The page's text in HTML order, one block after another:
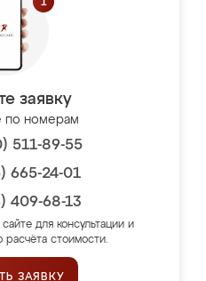
заявку
по номерам
511-89-55
665-24-01
409-68-13
для консультации и
расчёта стоимости.
ЗАЯВКУ